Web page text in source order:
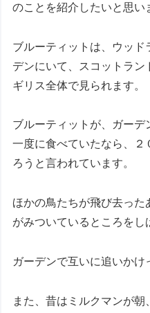
のことを紹介したいと思い
ブルーティットは、ウッ
デンにいて、スコットラン
ギリス全体で見られます。
ブルーティットが、ガー
一度に食べていたなら、
ろうと言われています。
ほかの鳥たちが飛び去った
がみついているところをし
ガーデンで互いに追いかけ
また、昔はミルクマンが